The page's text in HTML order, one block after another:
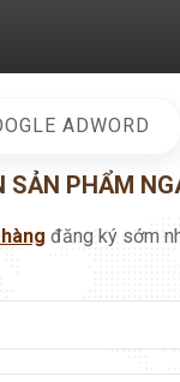
ADWORD
SẢN PHẨM
đăng ký sớm